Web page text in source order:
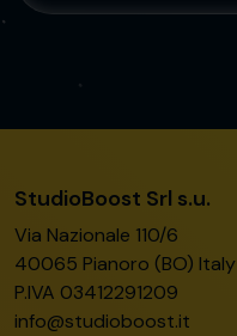
StudioBoost Srl s.u.
Via Nazionale 110/6
40065 Pianoro (BO) Italy
P.IVA 03412291209
info@studioboost.it